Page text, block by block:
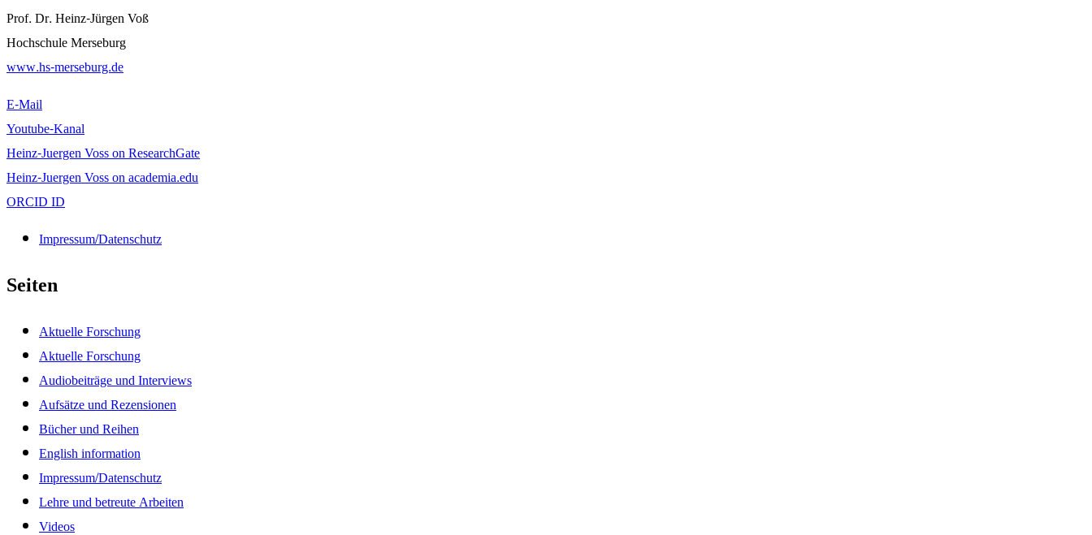
Prof. Dr. Heinz-Jürgen Voß
Hochschule Merseburg
www.hs-merseburg.de
E-Mail
Youtube-Kanal
Heinz-Juergen Voss on ResearchGate
Heinz-Juergen Voss on academia.edu
ORCID ID
Impressum/Datenschutz
Seiten
Aktuelle Forschung
Aktuelle Forschung
Audiobeiträge und Interviews
Aufsätze und Rezensionen
Bücher und Reihen
English information
Impressum/Datenschutz
Lehre und betreute Arbeiten
Videos